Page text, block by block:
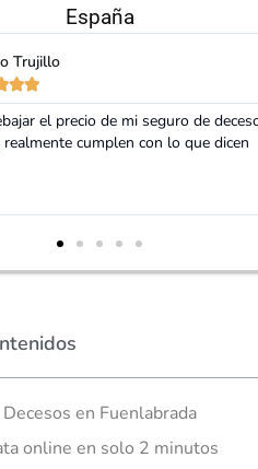
España
Pérez

por ayudarme a conseguir un seguro
que el anterior
en Fuenlabrada
online en solo 2 minutos